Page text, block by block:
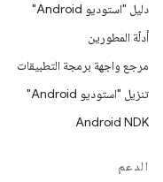
دليل "استوديو Android"
أدلّة المطورين
مرجع واجهة برمجة التطبيقات
تنزيل "استوديو Android"
Android NDK
الدعم